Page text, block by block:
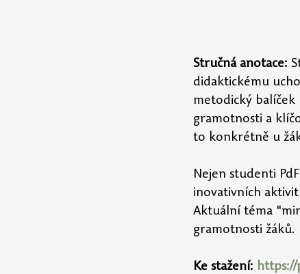
Stručná anotace:
didaktickému
metodický balíček
gramotnosti a
to konkrétně u
Nejen studenti
inovativních
Aktuální téma
gramotnosti žáků.
Ke stažení: https://